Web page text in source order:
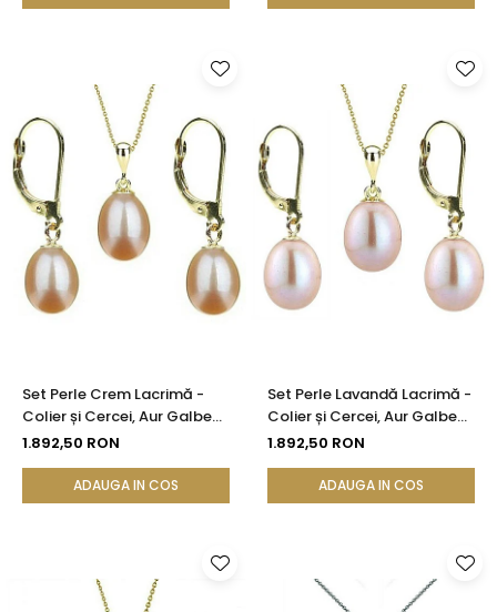
Set Perle Crem Lacrimă -
Colier și Cercei, Aur Galben
14K, Perle Naturale 5/8 mm |
1.892,50 RON
ADAUGA IN COS
Set Perle Lavandă Lacrimă -
Colier și Cercei, Aur Galben
14K, Perle Naturale 5/8 mm |
1.892,50 RON
ADAUGA IN COS